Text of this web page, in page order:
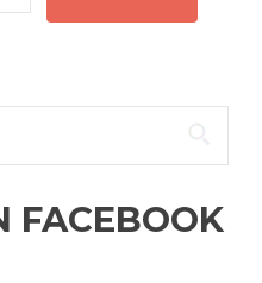
FACEBOOK